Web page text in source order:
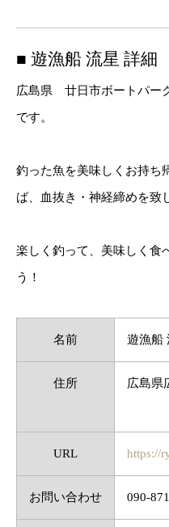
■ 遊漁船 流星 詳細
広島県 廿日市ボートパー
です。
釣った魚を美味しくお持ち
ば、血抜き・神経締めを致
楽しく釣って、美味しく食
う！
名前 遊漁船
住所 広島県
URL https://
お問い合わせ 090-